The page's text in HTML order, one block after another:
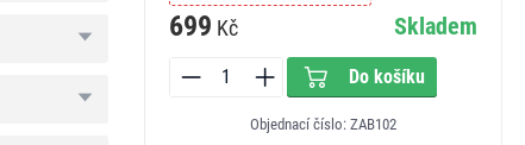
699 Kč Skladem
Do košíku
Objednací číslo: ZAB102